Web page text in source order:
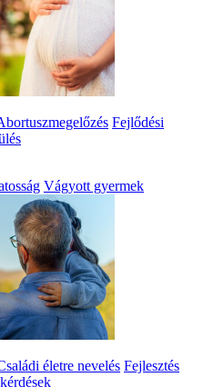
Fejlődési
Vágyott gyermek
életre nevelés Fejlesztés